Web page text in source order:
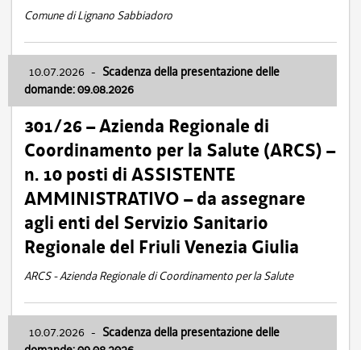
Comune di Lignano Sabbiadoro
10.07.2026 - Scadenza della presentazione delle
domande: 09.08.2026
301/26 – Azienda Regionale di
Coordinamento per la Salute (ARCS) –
n. 10 posti di ASSISTENTE
AMMINISTRATIVO – da assegnare
agli enti del Servizio Sanitario
Regionale del Friuli Venezia Giulia
ARCS - Azienda Regionale di Coordinamento per la Salute
10.07.2026 - Scadenza della presentazione delle